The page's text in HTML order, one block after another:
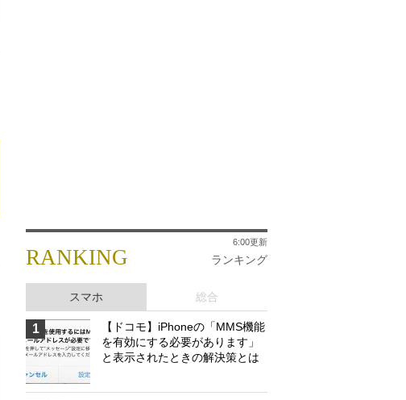
RANKING ランキング
6:00更新
スマホ 総合
1
【ドコモ】iPhoneの「MMS機能
を有効にする必要があります」
と表示されたときの解決策とは